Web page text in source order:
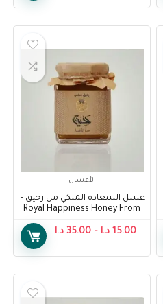
الأعسال
عسل السعادة الملكي من رحيق –
Royal Happiness Honey From
15.00 د.ا –
35.00 د.ا